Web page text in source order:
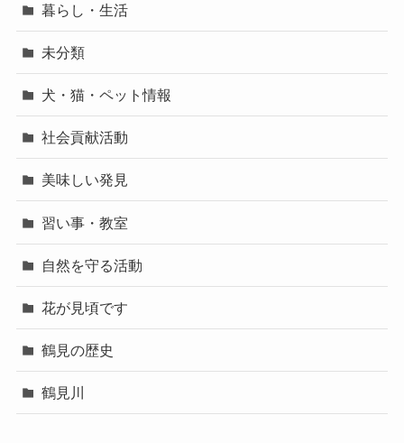
暮らし・生活
未分類
犬・猫・ペット情報
社会貢献活動
美味しい発見
習い事・教室
自然を守る活動
花が見頃です
鶴見の歴史
鶴見川